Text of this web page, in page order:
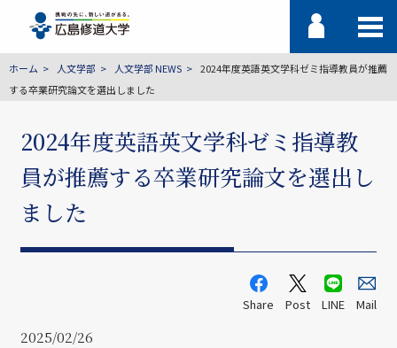
ホーム 人文学部 人文学部 NEWS
2024年度英語英文学科ゼミ指導教員が推薦
する卒業研究論文を選出しました
2024年度英語英文学科ゼミ指導教
員が推薦する卒業研究論文を選出し
ました
Share Post LINE Mail
2025/02/26